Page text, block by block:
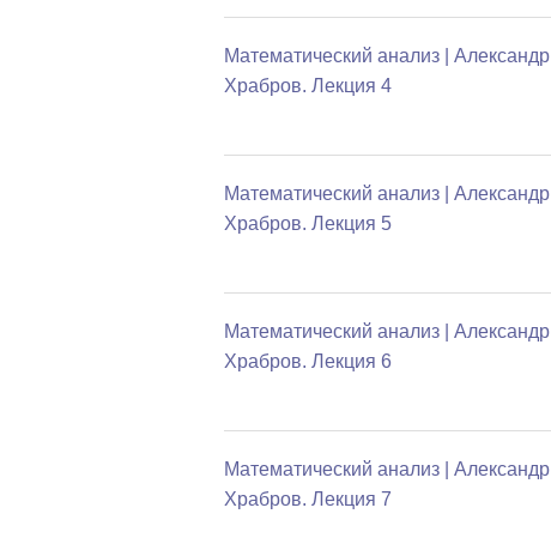
Математический анализ | Александр
Храбров. Лекция 4
Математический анализ | Александр
Храбров. Лекция 5
Математический анализ | Александр
Храбров. Лекция 6
Математический анализ | Александр
Храбров. Лекция 7